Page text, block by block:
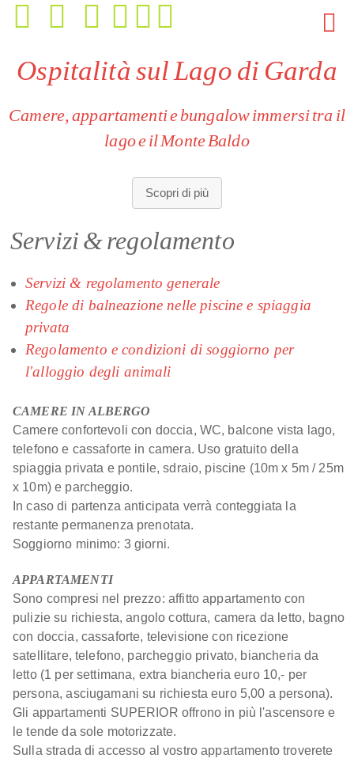
Ospitalità sul Lago di Garda
Camere, appartamenti e bungalow immersi tra il
lago e il Monte Baldo
Soluzioni abitative per ogni esigenza:camere, appartamenti e
bungalow con diverse metrature, viste e dotazioni.
un utilizzo responsabile e conforme alle abitudini
occidentali, con particolare attenzione alla cura degli spazi.
Atmosfera mediterranea e rilassata:un contesto informale,
sportivo e conviviale, ideale per chi ama la vita all’aria
aperta e il rispetto degli ambienti condivisi.
Posizione unica:
piscine panoramiche e aree dedicate al relax.
Cucina italiana autentica:ristorante e Beach Bar con
specifiche.
L’ospitalità del Taki Village unisce comfort, natura e
tradizione italiana in un ambiente curato e accogliente.
Ogni soluzione abitativa è pensata per garantire un
soggiorno sereno, con spazi mantenuti secondo rigorosi
standard europei e un’attenzione particolare alla pulizia e
mediterranea autentica, tra il lago e il Monte Baldo, con
servizi dedicati a chi apprezza la qualità degli ambienti, la
buona cucina e uno stile di vita all’aria aperta.
Scopri di più
Servizi & regolamento
Servizi & regolamento generale
Regole di balneazione nelle piscine e spiaggia
privata
Regolamento e condizioni di soggiorno per
l'alloggio degli animali
CAMERE IN ALBERGO
Camere confortevoli con doccia, WC, balcone vista lago,
telefono e cassaforte in camera. Uso gratuito della
spiaggia privata e pontile, sdraio, piscine (10m x 5m / 25m
x 10m) e parcheggio.
In caso di partenza anticipata verrà conteggiata la
restante permanenza prenotata.
Soggiorno minimo: 3 giorni.
APPARTAMENTI
Sono compresi nel prezzo: affitto appartamento con
pulizie su richiesta, angolo cottura, camera da letto, bagno
con doccia, cassaforte, televisione con ricezione
satellitare, telefono, parcheggio privato, biancheria da
letto (1 per settimana, extra biancheria euro 10,- per
persona, asciugamani su richiesta euro 5,00 a persona).
Gli appartamenti SUPERIOR offrono in più l'ascensore e
le tende da sole motorizzate.
Sulla strada di accesso al vostro appartamento troverete